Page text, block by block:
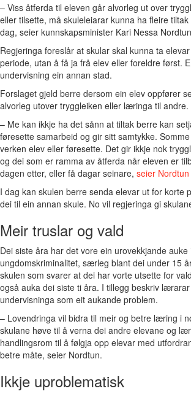
– Viss åtferda til eleven går alvorleg ut over
eller tilsette, må skuleleiarar kunna ha fleire
dag, seier kunnskapsminister Kari Nessa
Regjeringa foreslår at skular skal kunna ta
periode, utan å få ja frå elev eller foreldre først.
undervisning ein annan stad.
Forslaget gjeld berre dersom ein elev oppfører
alvorleg utover tryggleiken eller læringa til andre.
– Me kan ikkje ha det sånn at tiltak berre kan
føresette samarbeid og gir sitt samtykke.
verken elev eller føresette. Det gir ikkje nok
og dei som er ramma av åtferda når eleven er
dagen etter, eller få dagar seinare, seier
I dag kan skulen berre senda elevar ut for korte
dei til ein annan skule. No vil regjeringa gi
Meir truslar og vald
Dei siste åra har det vore ein urovekkjande
ungdomskriminalitet, særleg blant dei under 15
skulen som svarer at dei har vorte utsette for
også auka dei siste ti åra. I tillegg beskriv
undervisninga som eit aukande problem.
– Lovendringa vil bidra til meir og betre læring i
skulane høve til å verna dei andre elevane og
handlingsrom til å følgja opp elevar med
betre måte, seier Nordtun.
Ikkje uproblematisk